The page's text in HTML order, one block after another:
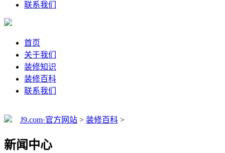
联系我们
首页
关于我们
装修知识
装修百科
联系我们
J9.com·官方网站 > 装修百科 >
新闻中心